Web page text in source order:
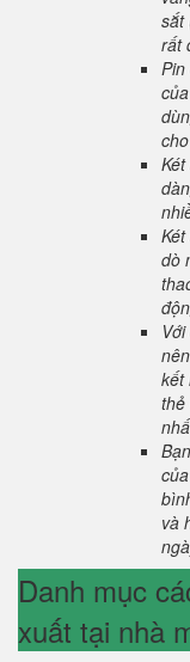
sắt
rất
Pin
dò
kết
thẻ
và
Danh mục
xuất tại nhà